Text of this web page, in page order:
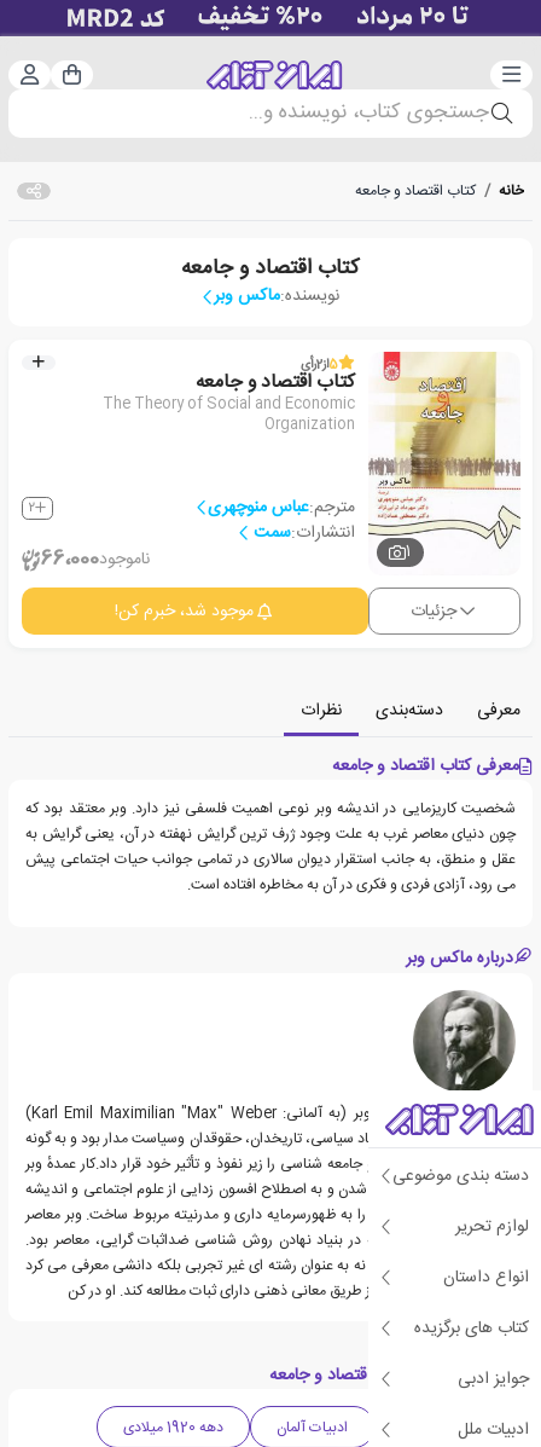
دسته‌بندی سبد
جستجوی کتاب، نویسنده و...
دسته بندی موضوعی
لوازم تحریر
انواع داستان
کتاب های برگزیده
جوایز ادبی
ادبیات ملل
خانه / کتاب اقتصاد و جامعه
کتاب اقتصاد و جامعه
نویسنده:ماکس وبر
1
5از2رأی
کتاب اقتصاد و جامعه
The Theory of Social and Economic
Organization
مترجم:عباس منوچهری 2
انتشارات:سمت
ناموجود66،000
جزئیات موجود شد، خبرم کن!
معرفی دسته‌بندی
نظرات
معرفی کتاب اقتصاد و جامعه
شخصیت کاریزمایی در اندیشه وبر نوعی اهمیت فلسفی نیز دارد. وبر معتقد بود که
چون دنیای معاصر غرب به علت وجود ژرف ترین گرایش نهفته در آن، یعنی گرایش به
عقل و منطق، به جانب استقرار دیوان سالاری در تمامی جوانب حیات اجتماعی پیش
می رود، آزادی فردی و فکری در آن به مخاطره افتاده است.
درباره ماکس وبر
کارل ماکسیمیلیان امیل وبر (به آلمانی: Karl Emil Maximilian "Max" Weber)
جامعه شناس، استاد اقتصاد سیاسی، تاریخدان، حقوقدان وسیاست مدار بود و به گونه
ای ژرف نظریه اجتماعی و جامعه شناسی را زیر نفوذ و تأثیر خود قرار داد.کار عمدهٔ وبر
دربارهٔ خردگرایی و عقلانی شدن و به اصطلاح افسون زدایی از علوم اجتماعی و اندیشه
های علمی است که او آن را به ظهورسرمایه داری و مدرنیته مربوط ساخت. وبر معاصر
جرج زیمل، چهرهٔ برجسته در بنیاد نهادن روش شناسی ضداثبات گرایی، معاصر بود.
کسی که جامعه شناسی را نه به عنوان رشته ای غیر تجربی بلکه دانشی معرفی می کرد
که باید کنش اجتماعی را از طریق معانی ذهنی دارای ثبات مطالعه کند. او در کن
دسته بندی های کتاب اقتصاد و جامعه
ادبیات کلاسیک ادبیات آلمان
دهه 1920 میلادی